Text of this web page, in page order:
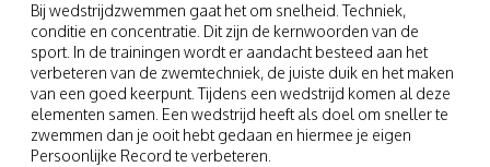
Bij wedstrijdzwemmen gaat het om snelheid. Techniek,
conditie en concentratie. Dit zijn de kernwoorden van de
sport. In de trainingen wordt er aandacht besteed aan het
verbeteren van de zwemtechniek, de juiste duik en het maken
van een goed keerpunt. Tijdens een wedstrijd komen al deze
elementen samen. Een wedstrijd heeft als doel om sneller te
zwemmen dan je ooit hebt gedaan en hiermee je eigen
Persoonlijke Record te verbeteren.